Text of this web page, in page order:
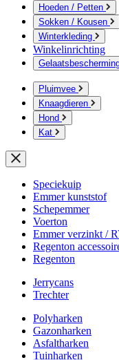
Hoeden / Petten
Sokken / Kousen
Winterkleding
Winkelinrichting
Pluimvee
Knaagdieren
Hond
Kat
Speciekuip
Emmer kunststof
Schepemmer
Voerton
Emmer verzinkt /
Regenton
Regenton
Jerrycans
Trechter
Polyharken
Gazonharken
Asfaltharken
Tuinharken